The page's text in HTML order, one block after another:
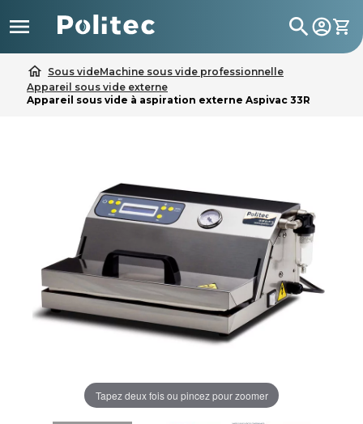
 search
home Sous videMachine sous vide professionnelle
Appareil sous vide externe
Appareil sous vide à aspiration externe Aspivac 33R
Tapez deux fois ou pincez pour zoomer